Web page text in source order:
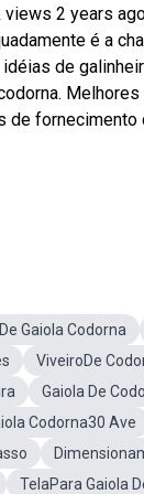
2 years
é a
de
Gaiola Codorna
ViveiroDe
Gaiola De
Codorna30 Ave
TelaPara Gaiola